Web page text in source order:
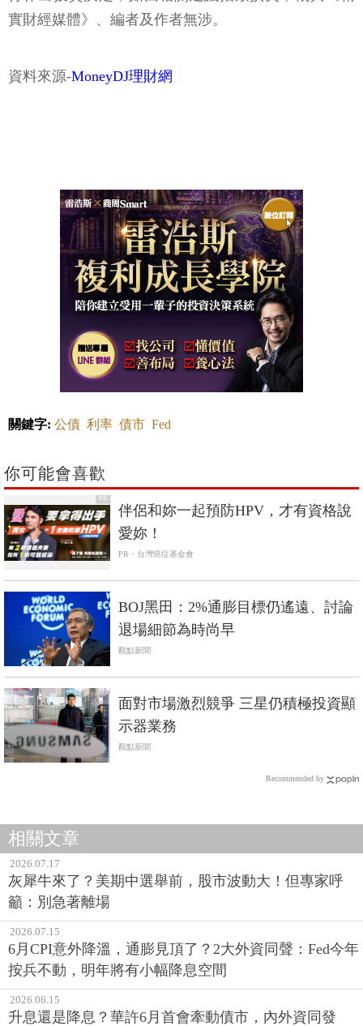
實財經媒體》、編者及作者無涉。
資料來源-MoneyDJ理財網
關鍵字: 公債 利率 債市 Fed
你可能會喜歡
PR
伴侶和妳一起預防HPV，才有資格說
愛妳！
PR・台灣癌症基金會
BOJ黑田：2%通膨目標仍遙遠、討論
退場細節為時尚早
觀點新聞
面對市場激烈競爭 三星仍積極投資顯
示器業務
觀點新聞
Recommended by
相關文章
2026.07.17
灰犀牛來了？美期中選舉前，股市波動大！但專家呼
籲：別急著離場
2026.07.15
6月CPI意外降溫，通膨見頂了？2大外資同聲：Fed今年
按兵不動，明年將有小幅降息空間
2026.06.15
升息還是降息？華許6月首會牽動債市，內外資同發